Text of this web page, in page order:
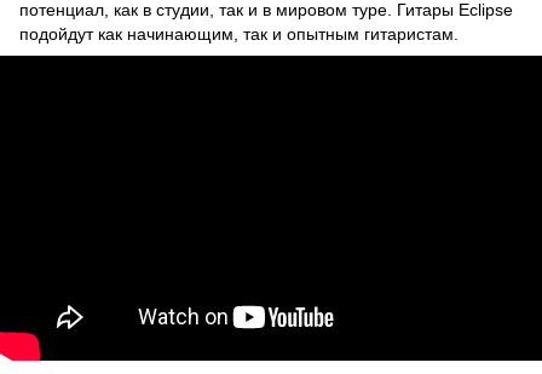
потенциал, как в студии, так и в мировом туре. Гитары Eclipse
подойдут как начинающим, так и опытным гитаристам.